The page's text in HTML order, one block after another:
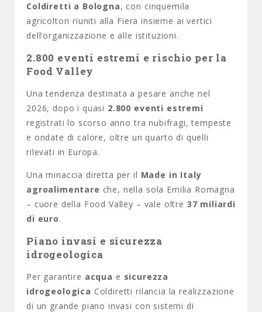
Coldiretti a Bologna, con cinquemila
agricoltori riuniti alla Fiera insieme ai vertici
dell’organizzazione e alle istituzioni.
2.800 eventi estremi e rischio per la
Food Valley
Una tendenza destinata a pesare anche nel
2026, dopo i quasi 2.800 eventi estremi
registrati lo scorso anno tra nubifragi, tempeste
e ondate di calore, oltre un quarto di quelli
rilevati in Europa.
Una minaccia diretta per il Made in Italy
agroalimentare che, nella sola Emilia Romagna
– cuore della Food Valley – vale oltre 37 miliardi
di euro.
Piano invasi e sicurezza
idrogeologica
Per garantire acqua e sicurezza
idrogeologica Coldiretti rilancia la realizzazione
di un grande piano invasi con sistemi di